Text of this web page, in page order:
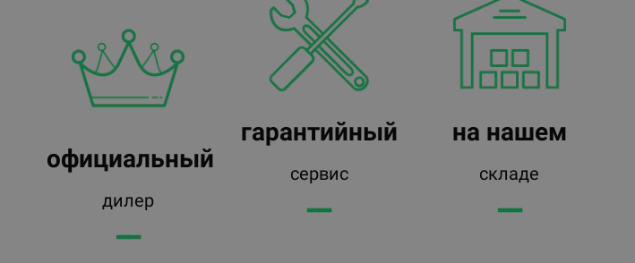
официальный
дилер
━━
гарантийный
сервис
━━
на нашем
складе
━━